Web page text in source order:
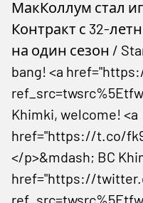
МакКоллум стал
Контракт с 32-
на один сезон /
bang! <a
Khimki, welcome! <a
href="https://t.co/
</p>&mdash; BC
href="https://